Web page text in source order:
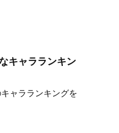
キャラランキン
ャラランキングを